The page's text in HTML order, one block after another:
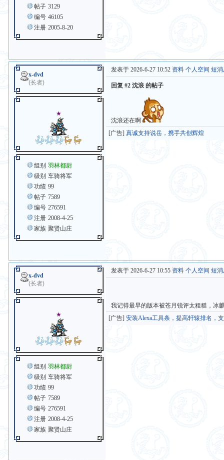
帖子 3129
编号 46105
注册 2005-8-20
x-dvd
(长者)
★
组别 羽林都尉
级别 车骑将军
功绩 99
帖子 7589
编号 276591
注册 2008-4-25
家族 聚贤山庄
发表于 2026-6-27 10:52 资料 个人空间 短
回复 #2 沈浪 的帖子
沈浪还在啊
[广告]真诚支持说岳，携手共创辉煌
x-dvd
(长者)
★
组别 羽林都尉
级别 车骑将军
功绩 99
帖子 7589
编号 276591
注册 2008-4-25
家族 聚贤山庄
发表于 2026-6-27 10:55 资料 个人空间 短
我记得最早的版本被苍月锐评太粗糙，冰
[广告]安装Alexa工具条，提高轩辕排名，